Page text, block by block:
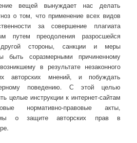
вещей вынуждает нас делать
о том, что применение всех видов
за совершение плагиата
путем преодоления разросшейся
стороны, санкции и меры
быть соразмерными причиненному
в результате незаконного
авторских мнений, и побуждать
поведению. С этой целью
целые инструкции к интернет-сайтам
нормативно-правовые акты,
о защите авторских прав в